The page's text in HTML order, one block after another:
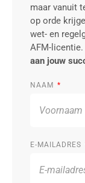
maar vanuit
op orde
wet- en
AFM-licentie.
aan jouw
NAAM
E-MAILADRES